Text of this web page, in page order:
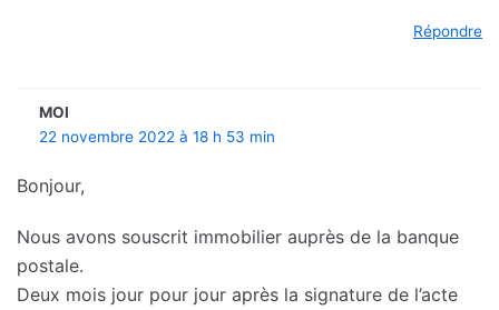
Répondre
MOI
22 novembre 2022 à 18 h 53 min
Bonjour,
Nous avons souscrit immobilier auprès de la banque
postale.
Deux mois jour pour jour après la signature de l’acte